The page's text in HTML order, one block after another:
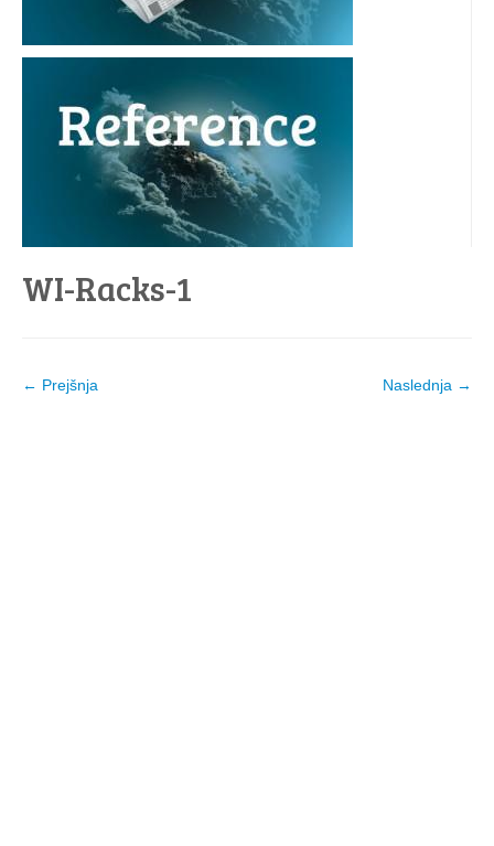
WI-Racks-1
← Prejšnja Naslednja →